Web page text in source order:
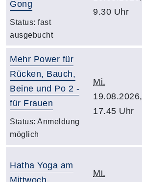
Gong
Status: fast
ausgebucht
9.30 Uhr
Mehr Power für
Rücken, Bauch,
Beine und Po 2 -
für Frauen
Status: Anmeldung
möglich
Mi.
19.08.2026,
17.45 Uhr
Hatha Yoga am
Mittwoch
Mi.